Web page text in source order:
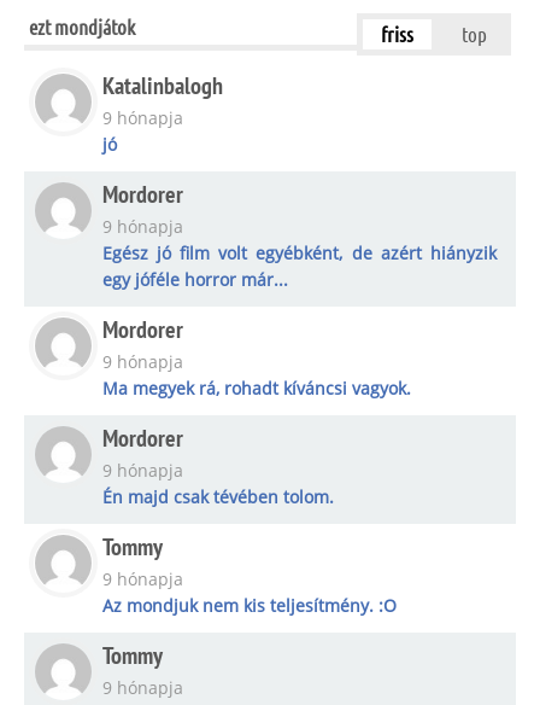
ezt mondjátok friss top
Katalinbalogh
9 hónapja
jó
Mordorer
9 hónapja
Egész jó film volt egyébként, de azért hiányzik
egy jóféle horror már...
Mordorer
9 hónapja
Ma megyek rá, rohadt kíváncsi vagyok.
Mordorer
9 hónapja
Én majd csak tévében tolom.
Tommy
9 hónapja
Az mondjuk nem kis teljesítmény. :O
Tommy
9 hónapja